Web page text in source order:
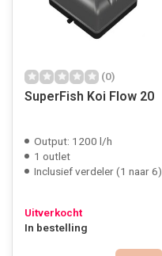
(0)
SuperFish Koi Flow 20
Output: 1200 l/h
1 outlet
Inclusief verdeler (1 naar 6)
Uitverkocht
In bestelling